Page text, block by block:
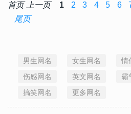
首页 上一页 1 2 3 4 5 6
尾页
男生网名 女生网名 情
伤感网名
英文网名 霸
搞笑网名
更多网名